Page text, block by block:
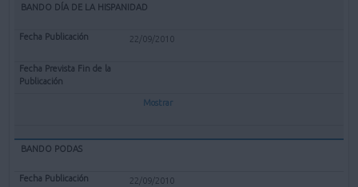
BANDO DÍA DE LA HISPANIDAD
22/09/2010
Mostrar
BANDO PODAS
22/09/2010